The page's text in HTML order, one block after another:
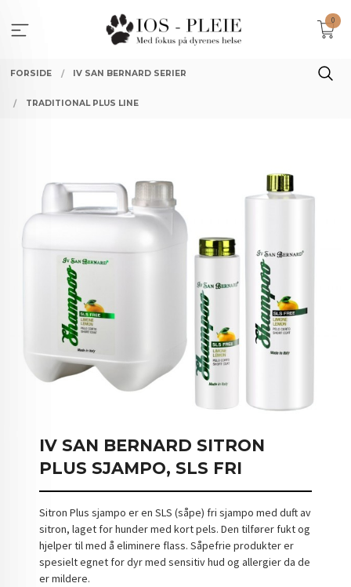
innholdet
0
FORSIDE IV SAN BERNARD SERIER
TRADITIONAL PLUS LINE
IV SAN BERNARD SITRON
PLUS SJAMPO, SLS FRI
Sitron Plus sjampo er en SLS (såpe) fri sjampo med duft av
sitron, laget for hunder med kort pels. Den tilfører fukt og
hjelper til med å eliminere flass. Såpefrie produkter er
spesielt egnet for dyr med sensitiv hud og allergier da de
er mildere.